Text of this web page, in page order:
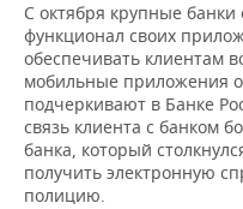
С октября крупные
функционал своих
обеспечивать клиентам
мобильные приложения
подчеркивают в Банке
связь клиента с банком
банка, который
получить электронную
полицию.